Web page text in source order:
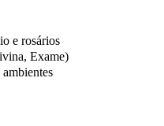
e rosários
Exame)